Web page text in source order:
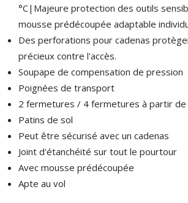
°C|Majeure protection des outils
mousse prédécoupée adaptable
Des perforations pour cadenas
précieux contre l'accès.
Soupape de compensation de pression
Poignées de transport
2 fermetures / 4 fermetures à partir de
Patins de sol
Peut être sécurisé avec un cadenas
Joint d'étanchéité sur tout le pourtour
Avec mousse prédécoupée
Apte au vol